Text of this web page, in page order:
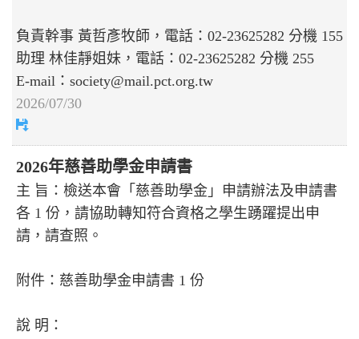
負責幹事 黃哲彥牧師，電話：02-23625282 分機 155
助理 林佳靜姐妹，電話：02-23625282 分機 255
E-mail：society@mail.pct.org.tw
2026/07/30
2026年慈善助學金申請書
主 旨：檢送本會「慈善助學金」申請辦法及申請書
各 1 份，請協助轉知符合資格之學生踴躍提出申
請，請查照。
附件：慈善助學金申請書 1 份
說 明：